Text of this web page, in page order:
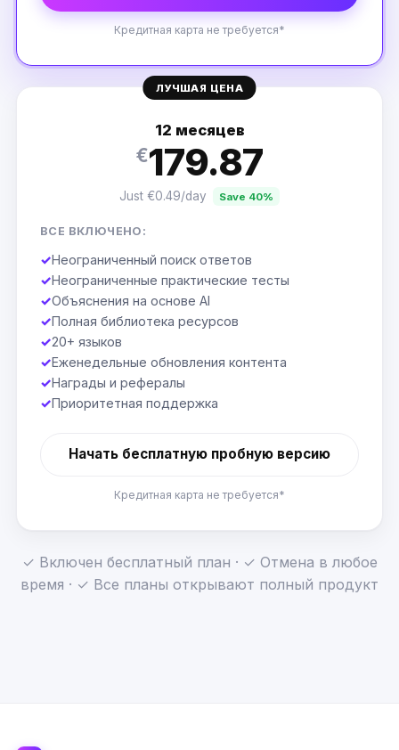
Кредитная карта не требуется*
ЛУЧШАЯ ЦЕНА
12 месяцев
€179.87
Just €0.49/day Save 40%
ВСЕ ВКЛЮЧЕНО:
✓Неограниченный поиск ответов
✓Неограниченные практические тесты
✓Объяснения на основе AI
✓Полная библиотека ресурсов
✓20+ языков
✓Еженедельные обновления контента
✓Награды и рефералы
✓Приоритетная поддержка
Начать бесплатную пробную версию
Кредитная карта не требуется*
✓ Включен бесплатный план · ✓ Отмена в любое
время · ✓ Все планы открывают полный продукт